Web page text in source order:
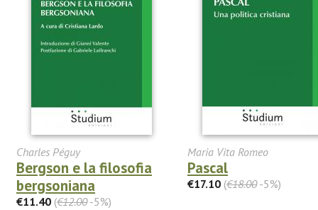
Charles Péguy
Bergson e la filosofia
bergsoniana
€11.40 (€12.00-5%)
Maria Vita Romeo
Pascal
€17.10 (€18.00-5%)